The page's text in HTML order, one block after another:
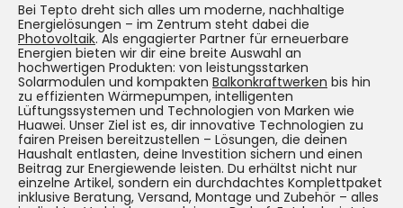
Bei Tepto dreht sich alles um moderne, nachhaltige
Energielösungen – im Zentrum steht dabei die
Photovoltaik. Als engagierter Partner für erneuerbare
Energien bieten wir dir eine breite Auswahl an
hochwertigen Produkten: von leistungsstarken
Solarmodulen und kompakten Balkonkraftwerken bis hin
zu effizienten Wärmepumpen, intelligenten
Lüftungssystemen und Technologien von Marken wie
Huawei. Unser Ziel ist es, dir innovative Technologien zu
fairen Preisen bereitzustellen – Lösungen, die deinen
Haushalt entlasten, deine Investition sichern und einen
Beitrag zur Energiewende leisten. Du erhältst nicht nur
einzelne Artikel, sondern ein durchdachtes Komplettpaket
inklusive Beratung, Versand, Montage und Zubehör – alles